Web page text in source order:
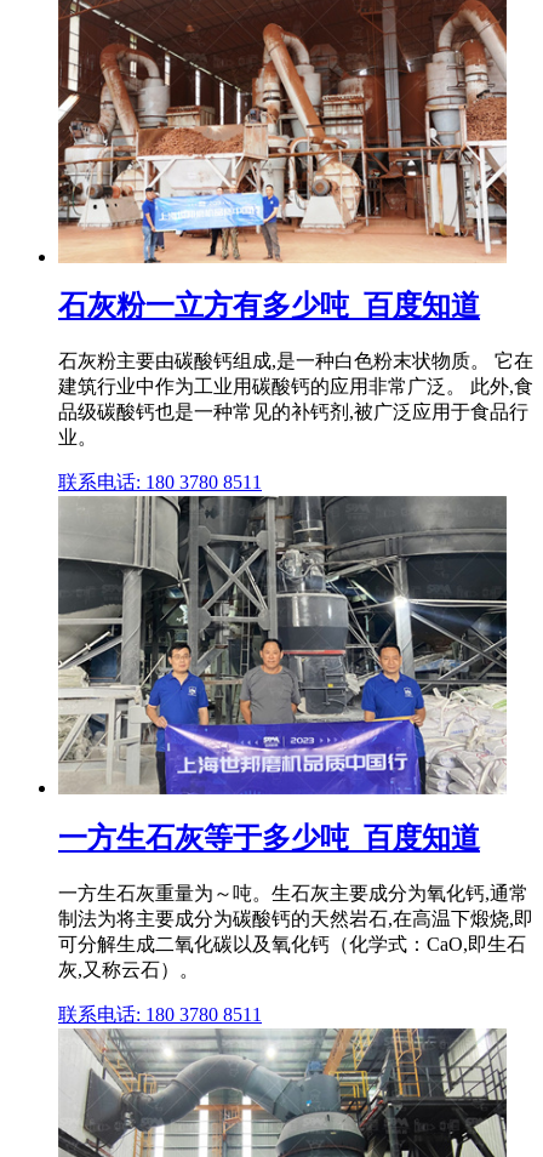
石灰粉一立方有多少吨_百度知道
石灰粉主要由碳酸钙组成,是一种白色粉末状物质。 它在
建筑行业中作为工业用碳酸钙的应用非常广泛。 此外,食
品级碳酸钙也是一种常见的补钙剂,被广泛应用于食品行
业。
联系电话: 180 3780 8511
一方生石灰等于多少吨_百度知道
一方生石灰重量为～吨。生石灰主要成分为氧化钙,通常
制法为将主要成分为碳酸钙的天然岩石,在高温下煅烧,即
可分解生成二氧化碳以及氧化钙（化学式：CaO,即生石
灰,又称云石）。
联系电话: 180 3780 8511